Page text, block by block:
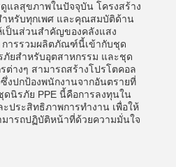
แลสุขภาพในปัจจุบัน โครงสร้าง
ำหรับทุกเพศ และคุณสมบัติด้าน
ป็นส่วนสำคัญของคลังแสง
ารรวมผลิตภัณฑ์นี้เข้ากับชุด
ภัยสำหรับอุตสาหกรรม และชุด
ต่างๆ สามารถสร้างโปรโตคอล
งปกป้องพนักงานจากอันตรายที่
นิรภัย PPE นี้คือการลงทุนใน
ประสิทธิภาพการทำงาน เพื่อให้
ารถปฏิบัติหน้าที่ด้วยความมั่นใจ